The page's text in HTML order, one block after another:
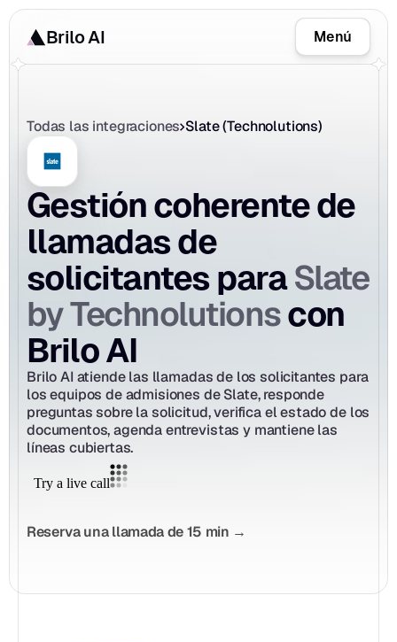
Brilo AI Menú
Todas las integraciones Slate (Technolutions)
Gestión coherente de
llamadas de
solicitantes para Slate
by Technolutions con
Brilo AI
Brilo AI atiende las llamadas de los solicitantes para
los equipos de admisiones de Slate, responde
preguntas sobre la solicitud, verifica el estado de los
documentos, agenda entrevistas y mantiene las
líneas cubiertas.
Reserva una llamada de 15 min →